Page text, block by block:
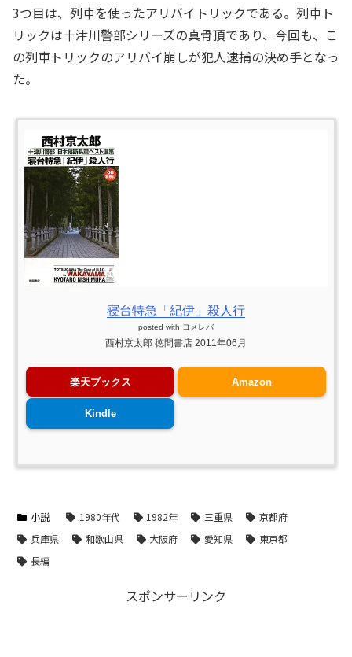
3つ目は、列車を使ったアリバイトリックである。列車ト
リックは十津川警部シリーズの真骨頂であり、今回も、こ
の列車トリックのアリバイ崩しが犯人逮捕の決め手となっ
た。
寝台特急「紀伊」殺人行
posted with ヨメレバ
西村京太郎 徳間書店 2011年06月
楽天ブックス Amazon
Kindle
小説 1980年代 1982年 三重県
京都府
兵庫県
和歌山県 大阪府 愛知県
東京都
長編
スポンサーリンク